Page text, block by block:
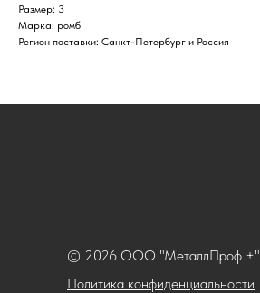
Размер: 3
Марка: ромб
Регион поставки: Санкт-Петербург и Россия
Политика конфиденциальности
© 2026 ООО "МеталлПроф +"